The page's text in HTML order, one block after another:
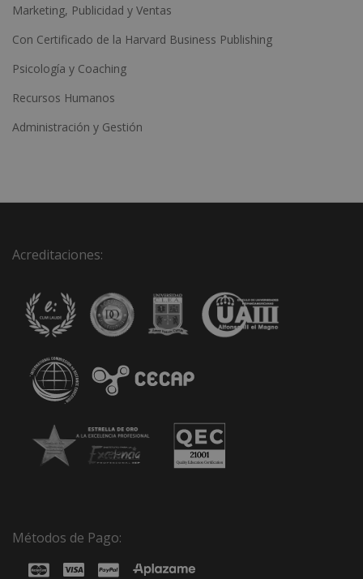
Marketing, Publicidad y Ventas
Con Certificado de la Harvard Business Publishing
Psicología y Coaching
Recursos Humanos
Administración y Gestión
Acreditaciones:
Métodos de Pago: